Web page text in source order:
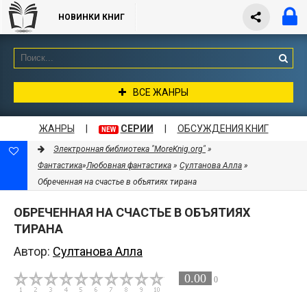
НОВИНКИ КНИГ
ВСЕ ЖАНРЫ
ЖАНРЫ NEW СЕРИИ ОБСУЖДЕНИЯ КНИГ
Электронная библиотека "MoreKnig.org" »
Фантастика»Любовная фантастика » Султанова Алла »
Обреченная на счастье в объятиях тирана
ОБРЕЧЕННАЯ НА СЧАСТЬЕ В ОБЪЯТИЯХ
ТИРАНА
Автор: Султанова Алла
0.00 0